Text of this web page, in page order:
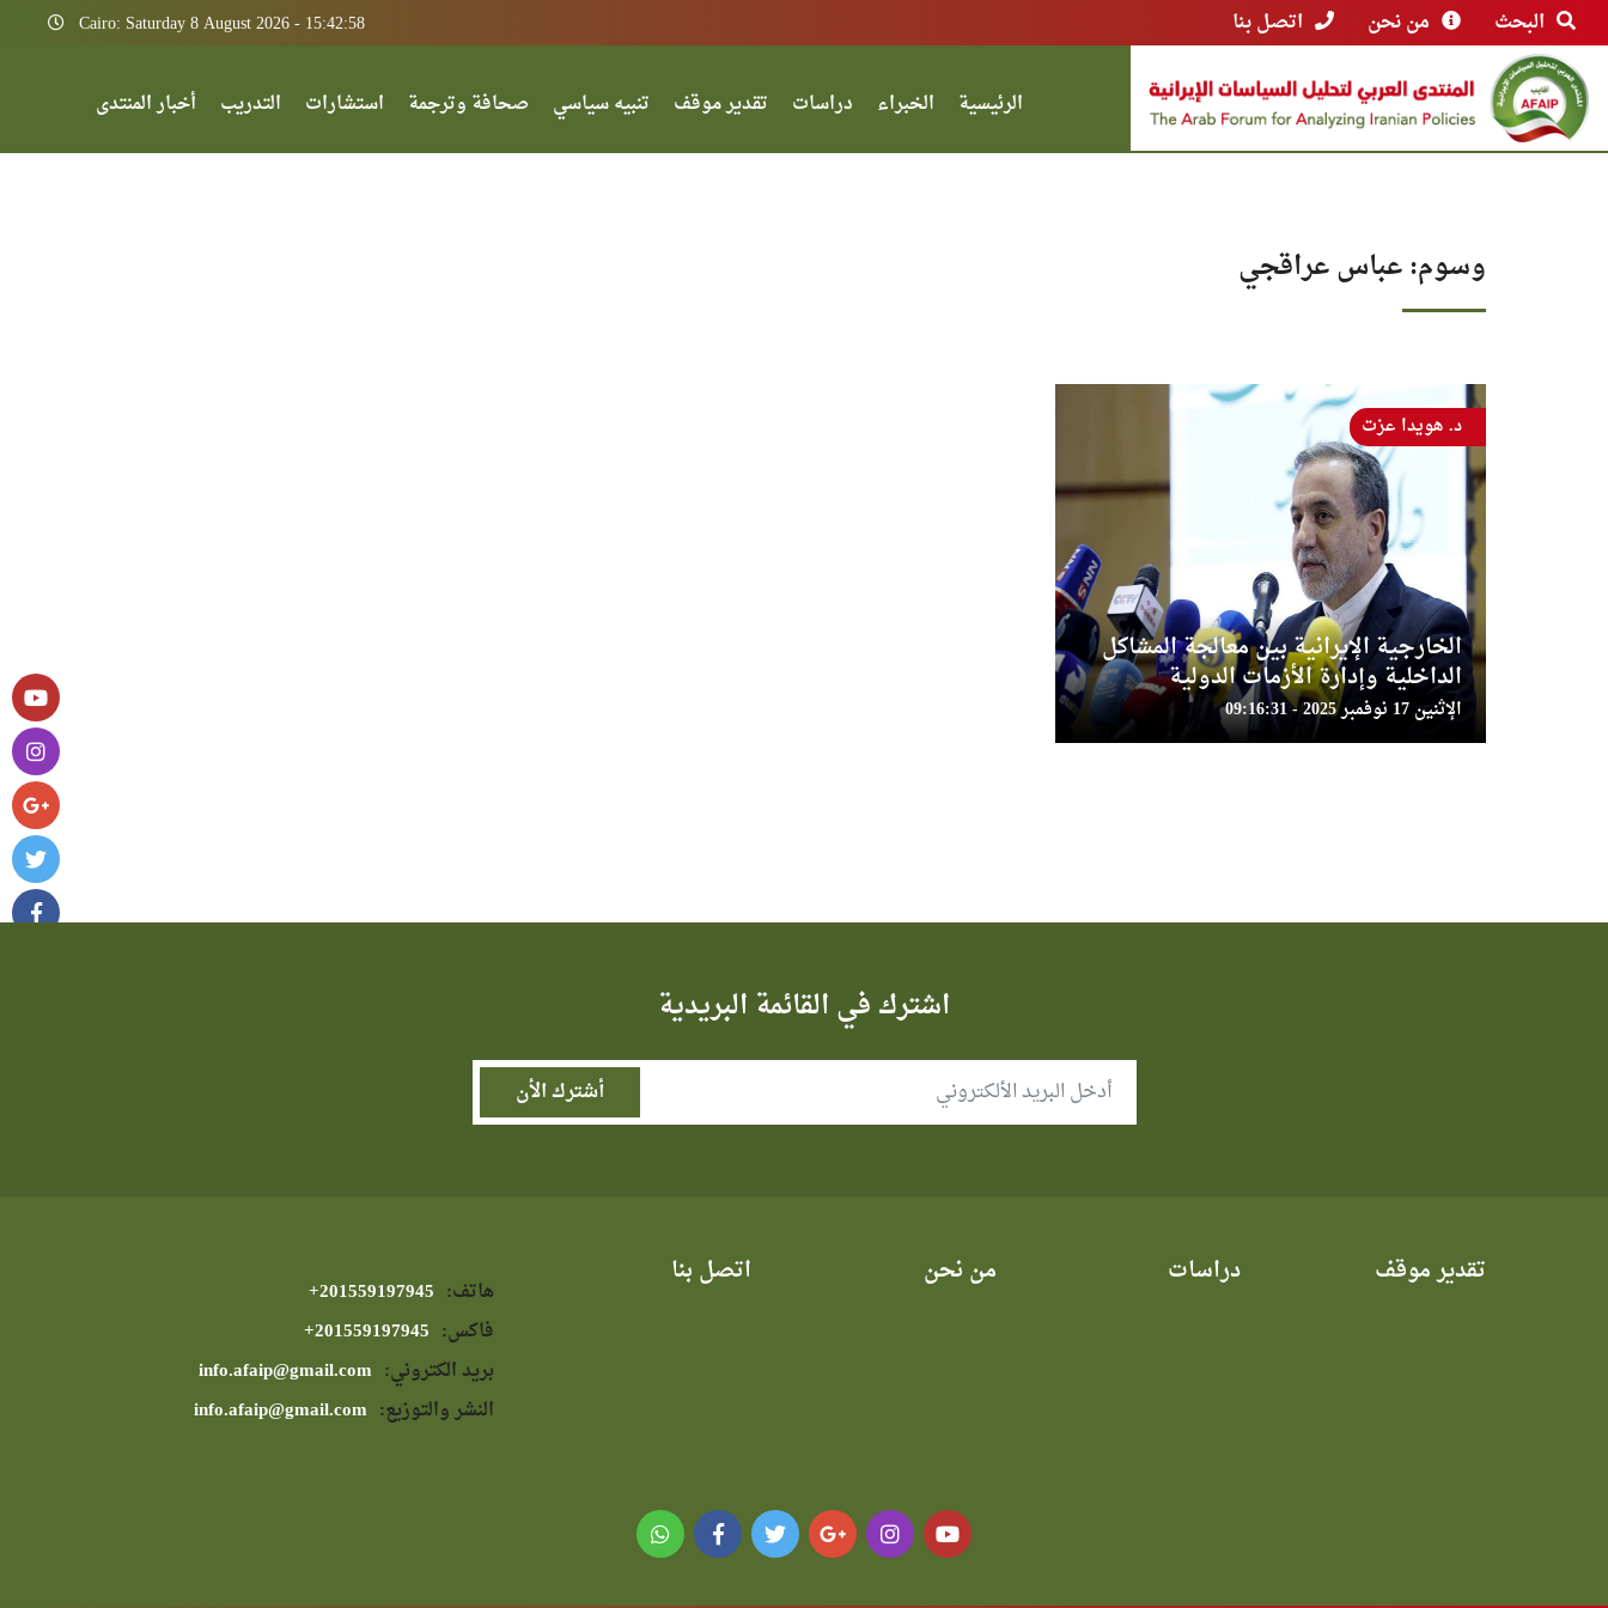
البحث من نحن اتصل بنا Cairo: Saturday 8 August 2026 - 15:42:58
الرئيسية الخبراء دراسات تقدير موقف تنبيه سياسي صحافة وترجمة استشارات التدريب أخبار المنتدى
وسوم: عباس عراقجي
الخارجية الإيرانية بين معالجة المشاكل
الداخلية وإدارة الأزمات الدولية
الإثنين 17 نوفمبر 2025 - 09:16:31
د. هويدا عزت
اشترك في القائمة البريدية
تقدير موقف دراسات من نحن اتصل بنا
هاتف:
فاكس:
بريد الكتروني:
النشر والتوزيع: